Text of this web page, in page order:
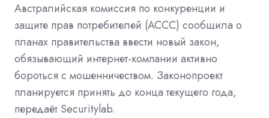
Австралийская комиссия по конкуренции и
защите прав потребителей (ACCC) сообщила о
планах правительства ввести новый закон,
обязывающий интернет-компании активно
бороться с мошенничеством. Законопроект
планируется принять до конца текущего года,
передаёт Securitylab.